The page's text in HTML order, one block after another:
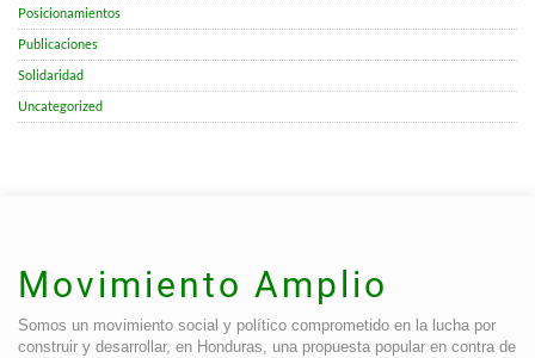
Posicionamientos
Publicaciones
Solidaridad
Uncategorized
Movimiento Amplio
Somos un movimiento social y político comprometido en la lucha por
construir y desarrollar, en Honduras, una propuesta popular en contra de